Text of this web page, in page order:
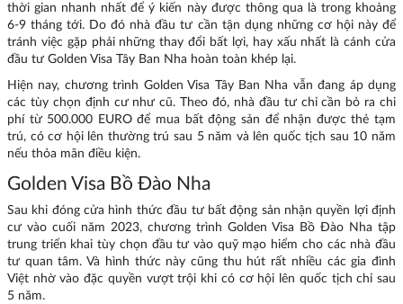
thời gian nhanh nhất để ý kiến này được thông qua là trong khoảng
6-9 tháng tới. Do đó nhà đầu tư cần tận dụng những cơ hội này để
tránh việc gặp phải những thay đổi bất lợi, hay xấu nhất là cánh cửa
đầu tư Golden Visa Tây Ban Nha hoàn toàn khép lại.
Hiện nay, chương trình Golden Visa Tây Ban Nha vẫn đang áp dụng
các tùy chọn định cư như cũ. Theo đó, nhà đầu tư chỉ cần bỏ ra chi
phí từ 500.000 EURO để mua bất động sản để nhận được thẻ tạm
trú, có cơ hội lên thường trú sau 5 năm và lên quốc tịch sau 10 năm
nếu thỏa mãn điều kiện.
Golden Visa Bồ Đào Nha
Sau khi đóng cửa hình thức đầu tư bất động sản nhận quyền lợi định
cư vào cuối năm 2023, chương trình Golden Visa Bồ Đào Nha tập
trung triển khai tùy chọn đầu tư vào quỹ mạo hiểm cho các nhà đầu
tư quan tâm. Và hình thức này cũng thu hút rất nhiều các gia đình
Việt nhờ vào đặc quyền vượt trội khi có cơ hội lên quốc tịch chỉ sau
5 năm.